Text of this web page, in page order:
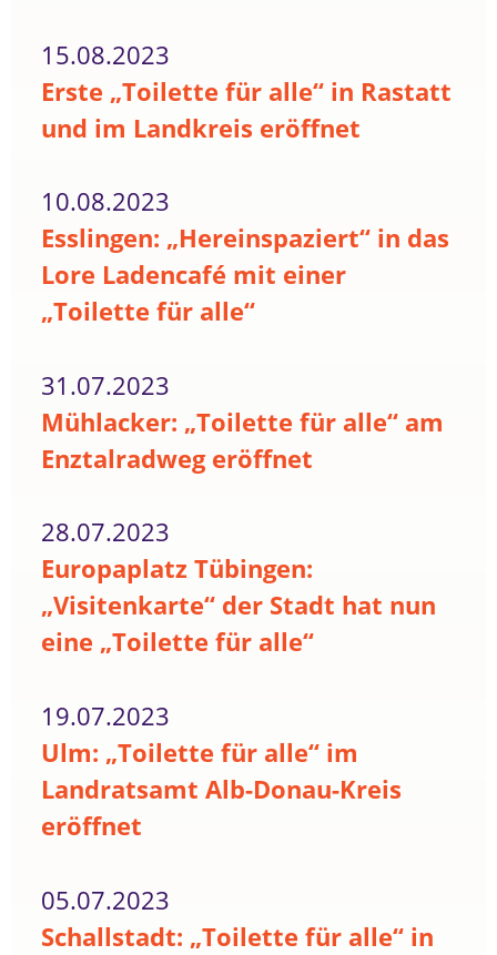
15.08.2023
Erste „Toilette für alle“ in Rastatt
und im Landkreis eröffnet
10.08.2023
Esslingen: „Hereinspaziert“ in das
Lore Ladencafé mit einer
„Toilette für alle“
31.07.2023
Mühlacker: „Toilette für alle“ am
Enztalradweg eröffnet
28.07.2023
Europaplatz Tübingen:
„Visitenkarte“ der Stadt hat nun
eine „Toilette für alle“
19.07.2023
Ulm: „Toilette für alle“ im
Landratsamt Alb-Donau-Kreis
eröffnet
05.07.2023
Schallstadt: „Toilette für alle“ in